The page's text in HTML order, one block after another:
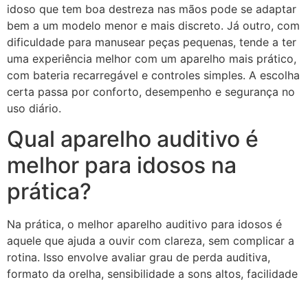
idoso que tem boa destreza nas mãos pode se adaptar
bem a um modelo menor e mais discreto. Já outro, com
dificuldade para manusear peças pequenas, tende a ter
uma experiência melhor com um aparelho mais prático,
com bateria recarregável e controles simples. A escolha
certa passa por conforto, desempenho e segurança no
uso diário.
Qual aparelho auditivo é
melhor para idosos na
prática?
Na prática, o melhor aparelho auditivo para idosos é
aquele que ajuda a ouvir com clareza, sem complicar a
rotina. Isso envolve avaliar grau de perda auditiva,
formato da orelha, sensibilidade a sons altos, facilidade